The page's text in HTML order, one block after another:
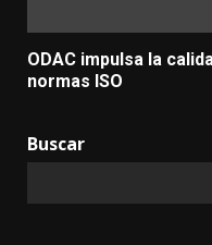
ODAC impulsa la
normas ISO
Buscar